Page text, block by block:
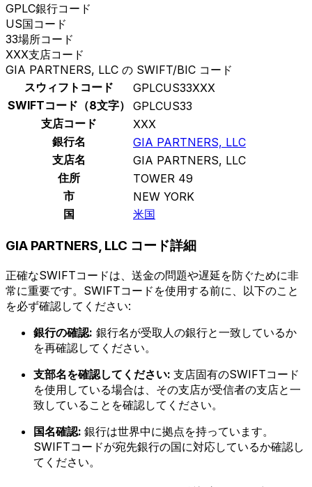
GPLC銀行コード
US国コード
33場所コード
XXX支店コード
GIA PARTNERS, LLC の SWIFT/BIC コード
スウィフトコード
GPLCUS33XXX
SWIFTコード（8文字）
GPLCUS33
支店コード
XXX
銀行名
GIA PARTNERS, LLC
支店名
GIA PARTNERS, LLC
住所
TOWER 49
市
NEW YORK
国
米国
GIA PARTNERS, LLC コード詳細
正確なSWIFTコードは、送金の問題や遅延を防ぐために非
常に重要です。SWIFTコードを使用する前に、以下のこと
を必ず確認してください:
銀行の確認: 銀行名が受取人の銀行と一致しているか
を再確認してください。
支部名を確認してください: 支店固有のSWIFTコード
を使用している場合は、その支店が受信者の支店と一
致していることを確認してください。
国名確認: 銀行は世界中に拠点を持っています。
SWIFTコードが宛先銀行の国に対応しているか確認し
てください。